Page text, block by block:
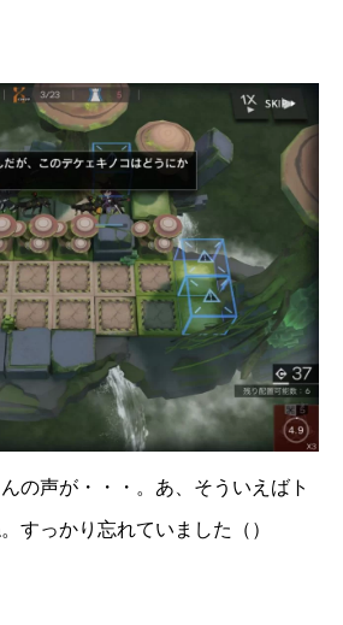
の声が・・・。あ、そういえばト
すっかり忘れていました（）